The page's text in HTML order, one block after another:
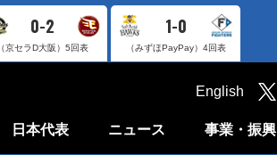
0-2
（京セラD大阪） 5回表
1-0
（みずほPayPay） 4回表
日本代表 ニュース 事業・振興
English